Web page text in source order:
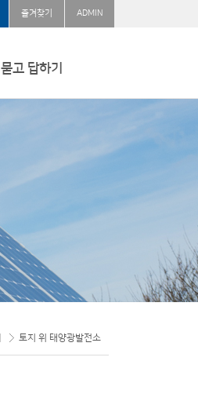
즐겨찾기 ADMIN
묻고 답하기
토지 위 태양광발전소